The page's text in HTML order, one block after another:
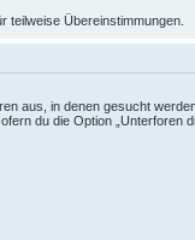
teilweise Übereinstimmungen.
aus, in denen gesucht
du die Option „Unterforen